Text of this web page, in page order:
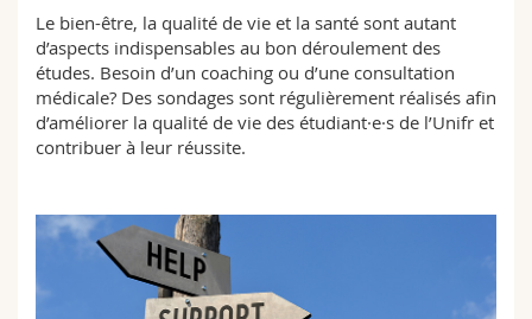
Campus
Research
University
Theology
Law
Management, Economics and Social sciences
Education
You are
Prospective students
Students
Researchers
Ressources
Directory
Maps/Orientation
Libraries
Le bien-être, la qualité de vie et la santé sont autant
d’aspects indispensables au bon déroulement des
études. Besoin d’un coaching ou d’une consultation
médicale? Des sondages sont régulièrement réalisés afin
d’améliorer la qualité de vie des étudiant·e·s de l’Unifr et
contribuer à leur réussite.